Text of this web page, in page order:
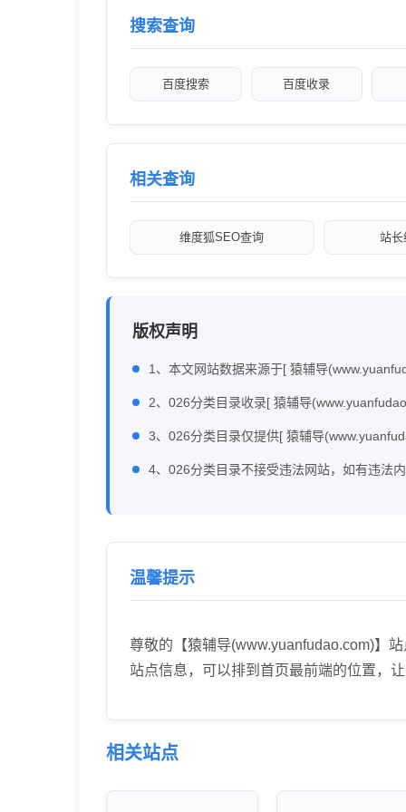
搜索查询
百度搜索 百度收录
相关查询
维度狐SEO查询 站
版权声明
1、本文网站数据来源于[ 猿辅导
2、026分类目录收录[ 猿辅导
3、026分类目录仅提供[ 猿辅导
4、026分类目录不接受违法网站，如有违法
温馨提示
尊敬的【猿辅导(www.yuanfudao.com)】
站点信息，可以排到首页最前端的位置，
相关站点